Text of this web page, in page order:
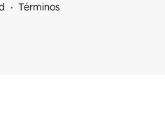
Términos